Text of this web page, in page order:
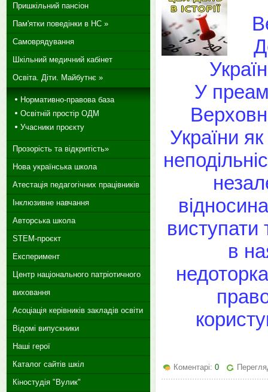
У
України
виступати
в
Коментарі: 0
Пришкільний пансіон
Пам'ятки поведінки в НС »
Самоврядування
Шкільний медичний кабінет
Освіта. Діти. Майбутнє »
Нормативно-правова база
Освітній простір ОДМ
Учасники проєкту
Прозорість та відкритість»
Нова українська школа
Атестація педагогічних працівників
Інклюзивне навчання
Авторська школа
STEM-проєкт
Експеримент
Центр національного патріотичного
виховання
Асоціація керівників закладів освіти
Відомі випускники
Наші герої
Каталог сайтів шкіл
Кіностудія "Вулик"